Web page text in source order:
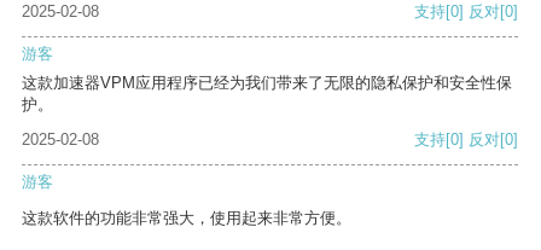
2025-02-08 支持[0] 反对[0]
游客
这款加速器VPM应用程序已经为我们带来了无限的隐私保护和安全性保
护。
2025-02-08
支持[0] 反对[0]
游客
这款软件的功能非常强大，使用起来非常方便。